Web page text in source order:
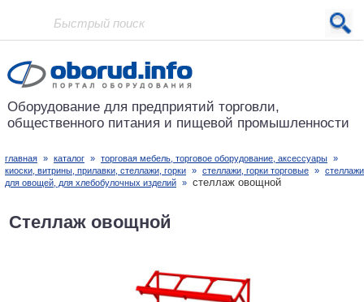
Проект основан в 2001 году
Оборудование для предприятий торговли,
общественного питания и пищевой промышленности
главная » каталог » торговая мебель, торговое оборудование, аксессуары »
киоски, витрины, прилавки, стеллажи, горки » стеллажи, горки торговые » стеллажи
для овощей, для хлебобулочных изделий » стеллаж овощной
Стеллаж овощной